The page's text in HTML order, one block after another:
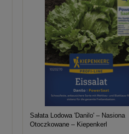
Sałata Lodowa 'Danilo' – Nasiona
Otoczkowane – Kiepenkerl